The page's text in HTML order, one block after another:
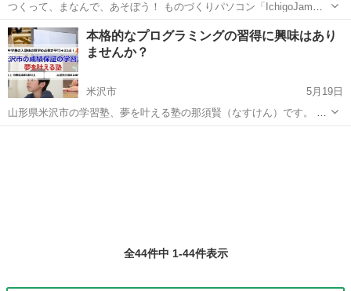
つくって、まなんで、あそぼう！ ものづくりパソコン「IchigoJam」
で本格的なプログラミングを体験します。 ロボットプログラミングで
なにができるの？ ６足歩行ロボットをプログラミングで動かしたり、
ゲームもつくれるか...
山形 天童市 天童駅 プログラミング 親子
本格的なプログラミングの習得に興味はあり
ませんか？
米沢市
5月19日
山形県米沢市の学習塾、夢を叶える塾の那須賢（なすけん）です。 ロ
ボットを使ったプログラミング教材が学校などでも導入されているよ
全44件中 1-44件表示